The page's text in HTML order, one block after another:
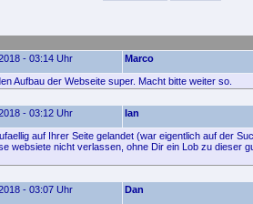
- 03:14 Uhr Marco
Aufbau der Webseite super. Macht bitte weiter so.
- 03:12 Uhr Ian
auf Ihrer Seite gelandet (war eigentlich auf der
websiete nicht verlassen, ohne Dir ein Lob zu dieser
- 03:07 Uhr Dan